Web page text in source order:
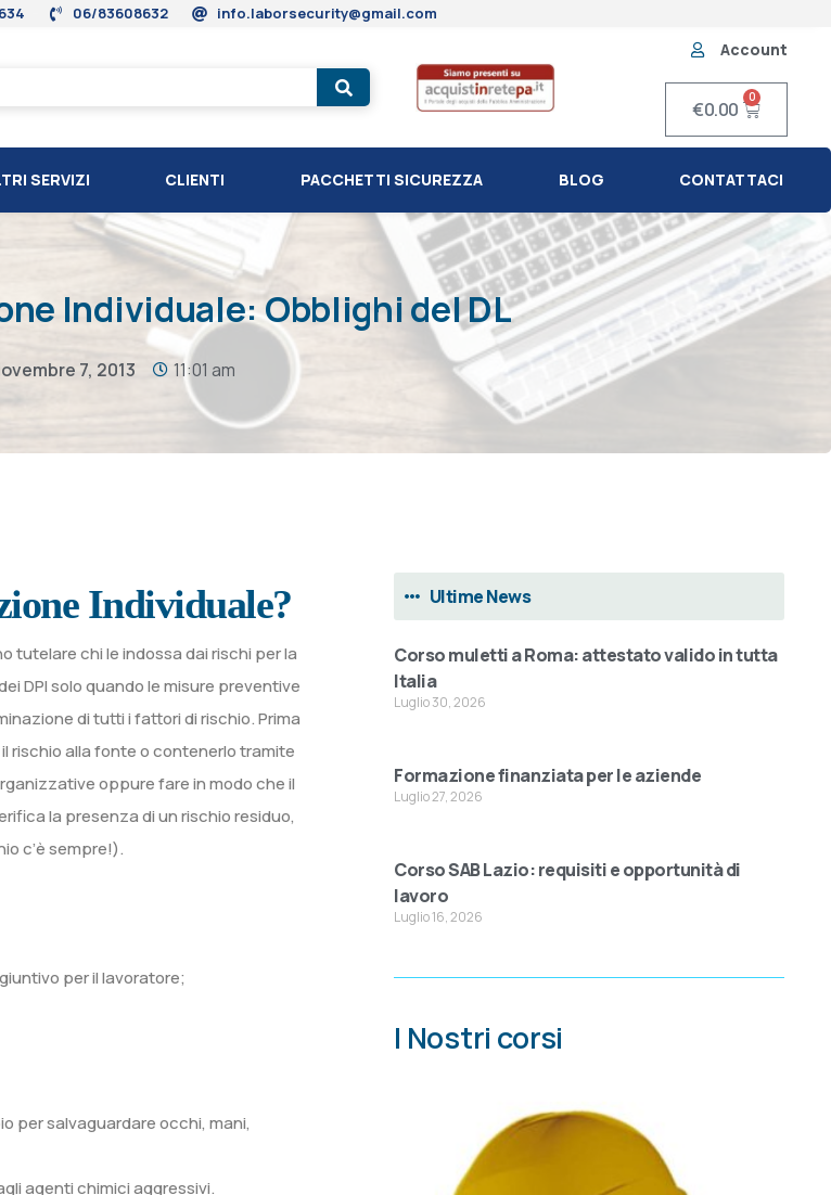
06/83608632 info.laborsecurity@gmail.com
Account
€0.00
0
SERVIZI CLIENTI PACCHETTI SICUREZZA BLOG CONTATTACI
Individuale: Obblighi del DL
7, 2013 11:01 am
Individuale?
tutelare chi le indossa dai rischi per la
DPI solo quando le misure preventive
di tutti i fattori di rischio. Prima
rischio alla fonte o contenerlo tramite
oppure fare in modo che il
la presenza di un rischio residuo,
c’è sempre!).
per il lavoratore;
per salvaguardare occhi, mani,
agenti chimici aggressivi.
Ultime News
Corso muletti a Roma: attestato valido in tutta
Italia
Luglio 30, 2026
Formazione finanziata per le aziende
Luglio 27, 2026
Corso SAB Lazio: requisiti e opportunità di
lavoro
Luglio 16, 2026
I Nostri corsi